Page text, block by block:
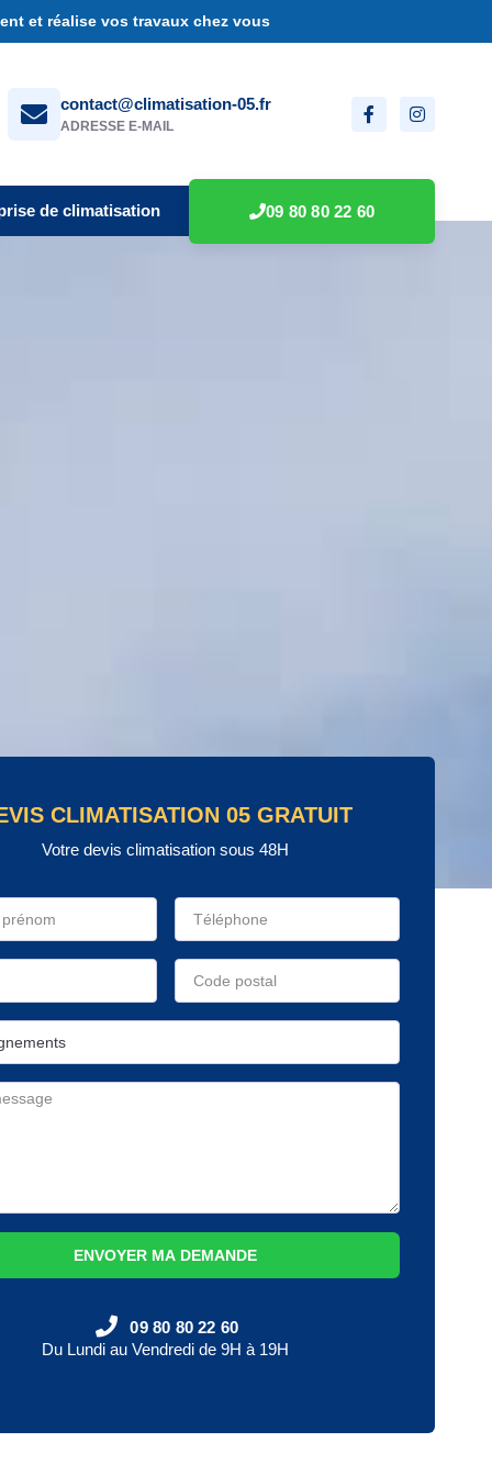
et réalise vos travaux chez vous
contact@climatisation-05.fr
ADRESSE E-MAIL
de climatisation 09 80 80 22 60
CLIMATISATION 05 GRATUIT
Votre devis climatisation sous 48H
ENVOYER MA DEMANDE
09 80 80 22 60
Du Lundi au Vendredi de 9H à 19H